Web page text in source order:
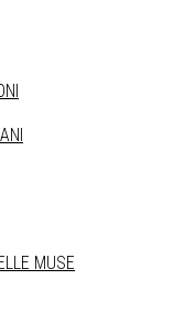
MUSE